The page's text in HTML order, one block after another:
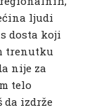
ljudi
dosta koji
trenutku
nije za
telo
da izdrže